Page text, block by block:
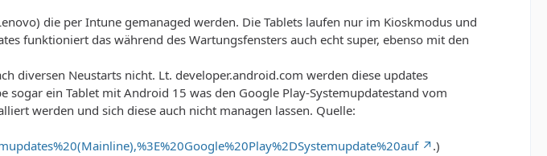
die per Intune gemanaged werden. Die Tablets laufen nur im Kioskmodus und
funktioniert das während des Wartungsfensters auch echt super, ebenso mit den
diversen Neustarts nicht. Lt. developer.android.com werden diese updates
ein Tablet mit Android 15 was den Google Play-Systemupdatestand vom
werden und sich diese auch nicht managen lassen. Quelle:
.)